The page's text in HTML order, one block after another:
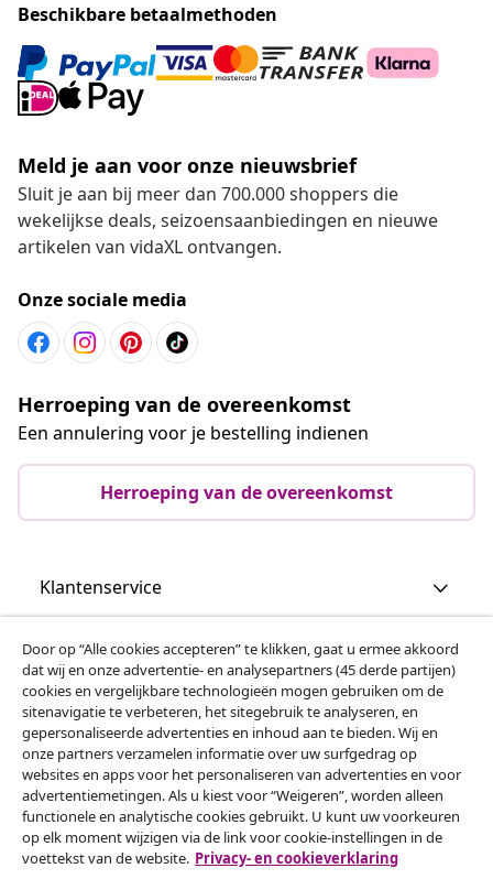
Beschikbare betaalmethoden
Meld je aan voor onze nieuwsbrief
Sluit je aan bij meer dan 700.000 shoppers die
wekelijkse deals, seizoensaanbiedingen en nieuwe
artikelen van vidaXL ontvangen.
Onze sociale media
Herroeping van de overeenkomst
Een annulering voor je bestelling indienen
Herroeping van de overeenkomst
Klantenservice
Zakelijk
vidaXL
Ontdek meer
Door op “Alle cookies accepteren” te klikken, gaat u ermee akkoord
dat wij en onze advertentie- en analysepartners (45 derde partijen)
cookies en vergelijkbare technologieën mogen gebruiken om de
sitenavigatie te verbeteren, het sitegebruik te analyseren, en
gepersonaliseerde advertenties en inhoud aan te bieden. Wij en
onze partners verzamelen informatie over uw surfgedrag op
websites en apps voor het personaliseren van advertenties en voor
advertentiemetingen. Als u kiest voor “Weigeren”, worden alleen
functionele en analytische cookies gebruikt. U kunt uw voorkeuren
op elk moment wijzigen via de link voor cookie-instellingen in de
voettekst van de website. Privacy- en cookieverklaring